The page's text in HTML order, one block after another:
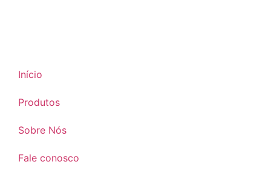
Início
Produtos
Sobre Nós
Fale conosco